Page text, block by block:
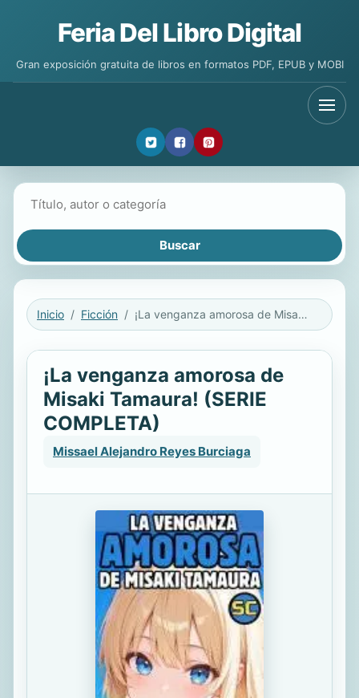
Feria Del Libro Digital
Gran exposición gratuita de libros en formatos PDF, EPUB y MOBI
Inicio Ficción ¡La venganza amorosa de Misaki Tamaura! (SERIE COMPLETA)
¡La venganza amorosa de
Misaki Tamaura! (SERIE
COMPLETA)
Missael Alejandro Reyes Burciaga